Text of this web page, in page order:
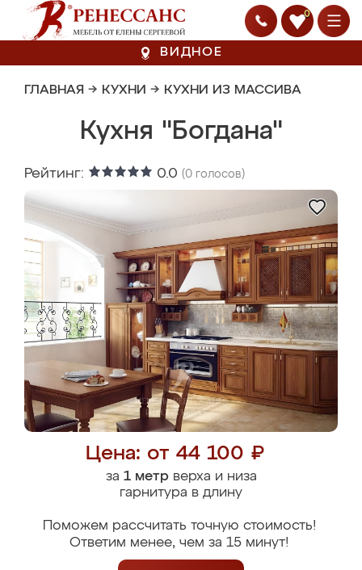
0
ВИДНОЕ
ГЛАВНАЯ → КУХНИ → КУХНИ ИЗ МАССИВА
Кухня "Богдана"
Рейтинг: 0.0 (0 голосов)
Цена: от 44 100 ₽
за 1 метрверха и низа
гарнитура в длину
Поможем рассчитать точную стоимость!
Ответим менее, чем за 15 минут!